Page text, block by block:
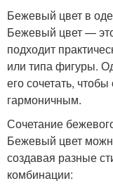
Бежевый цвет в
Бежевый цвет —
подходит
или типа фигуры.
его сочетать,
гармоничным.
Сочетание
Бежевый цвет
создавая разные
комбинации: